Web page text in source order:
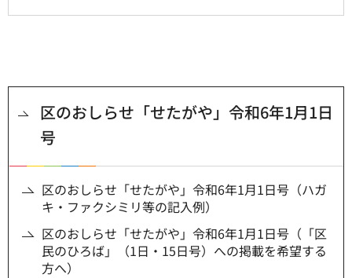
区のおしらせ「せたがや」令和6年1月1日
号
区のおしらせ「せたがや」令和6年1月1日号（ハガ
キ・ファクシミリ等の記入例）
区のおしらせ「せたがや」令和6年1月1日号（「区
民のひろば」（1日・15日号）への掲載を希望する
方へ）